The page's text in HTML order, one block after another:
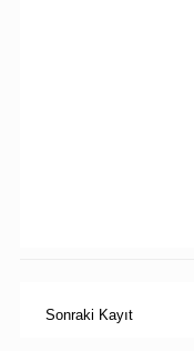
Sonraki Kayıt